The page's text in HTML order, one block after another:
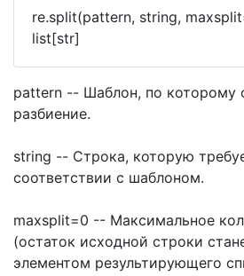
re.split(pattern, string,
list[str]
pattern -- Шаблон, по которому
разбиение.
string -- Строка, которую
соответствии с шаблоном.
maxsplit=0 -- Максимальное
(остаток исходной строки
элементом результирующего